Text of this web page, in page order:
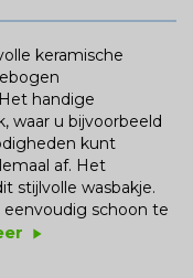
keramische
handige
waar u bijvoorbeeld
kunt
af. Het
stijlvolle wasbakje.
eenvoudig schoon te
play_arrow